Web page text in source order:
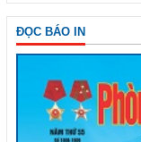
ĐỌC BÁO IN